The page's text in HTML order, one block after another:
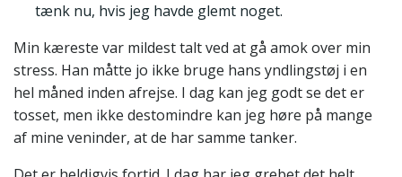
tænk nu, hvis jeg havde glemt noget.
Min kæreste var mildest talt ved at gå amok over min
stress. Han måtte jo ikke bruge hans yndlingstøj i en
hel måned inden afrejse. I dag kan jeg godt se det er
tosset, men ikke destomindre kan jeg høre på mange
af mine veninder, at de har samme tanker.